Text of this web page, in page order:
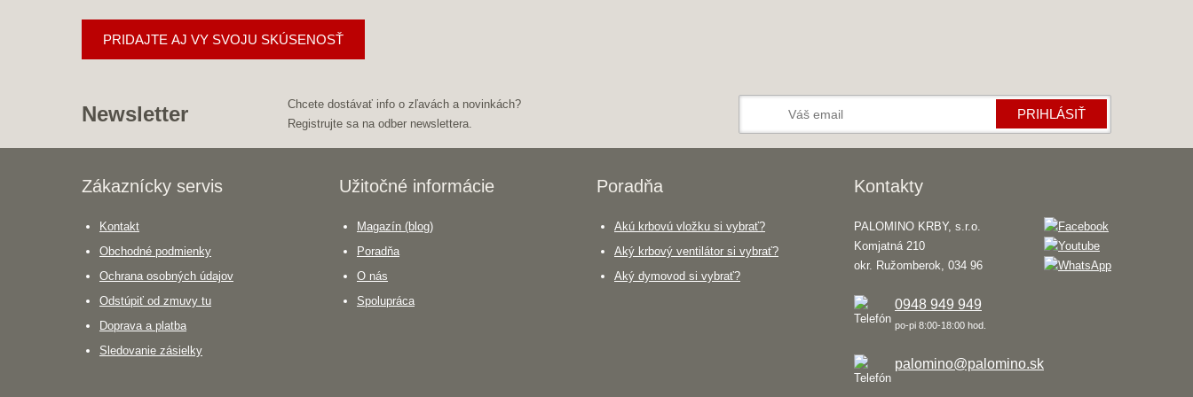
PRIDAJTE AJ VY SVOJU SKÚSENOSŤ
Newsletter
Chcete dostávať info o zľavách a novinkách?
Registrujte sa na odber newslettera.
PRIHLÁSIŤ
Zákaznícky servis
Kontakt
Obchodné podmienky
Ochrana osobných údajov
Odstúpiť od zmuvy tu
Doprava a platba
Sledovanie zásielky
Užitočné informácie
Magazín (blog)
Poradňa
O nás
Spolupráca
Poradňa
Akú krbovú vložku si vybrať?
Aký krbový ventilátor si vybrať?
Aký dymovod si vybrať?
Kontakty
PALOMINO KRBY, s.r.o.
Komjatná 210
okr. Ružomberok, 034 96
0948 949 949
po-pi 8:00-18:00 hod.
palomino@palomino.sk